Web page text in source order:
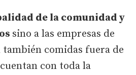
de la comunidad y
sino a las empresas de
comidas fuera de
con toda la